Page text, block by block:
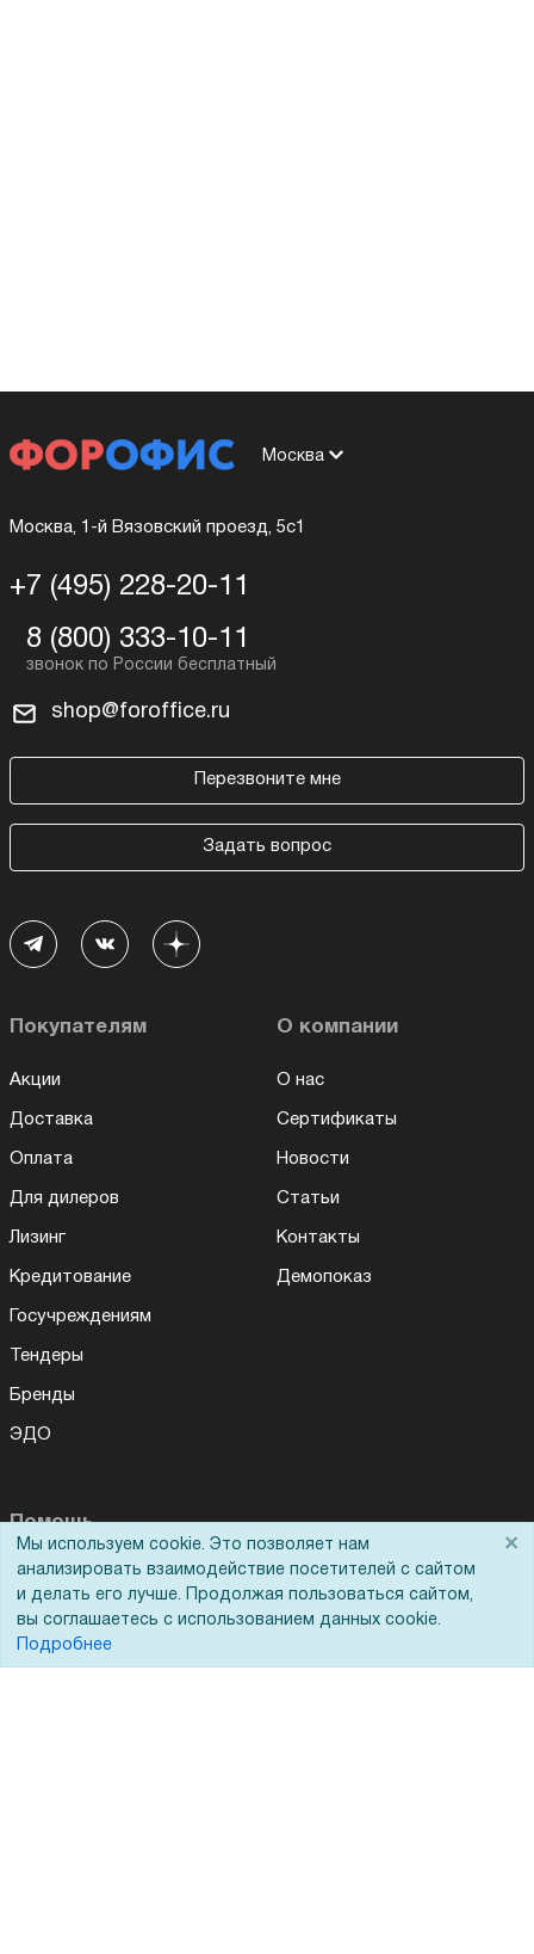
Москва
Москва, 1-й Вязовский проезд, 5с1
+7 (495) 228-20-11
8 (800) 333-10-11
shop@foroffice.ru
Перезвоните мне
Задать вопрос
Покупателям
Акции
Доставка
Оплата
Для дилеров
Лизинг
Кредитование
Госучреждениям
Тендеры
Бренды
ЭДО
О компании
О нас
Сертификаты
Новости
Статьи
Контакты
Демопоказ
Помощь
Вопрос-ответ
Реквизиты
Гарантии и возврат
Мы используем cookie. Это позволяет нам
анализировать взаимодействие посетителей с сайтом
и делать его лучше. Продолжая пользоваться сайтом,
вы соглашаетесь с использованием данных cookie.
Подробнее
×